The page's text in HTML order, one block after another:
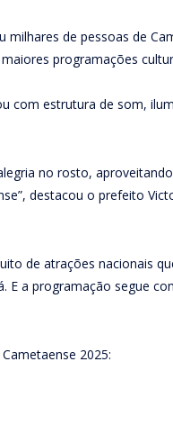
de pessoas de
programações
com estrutura de som,
no rosto,
destacou o prefeito
de atrações nacionais
E a programação segue
2025: